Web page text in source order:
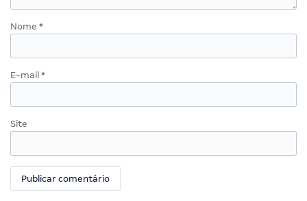
Nome *
E-mail *
Site